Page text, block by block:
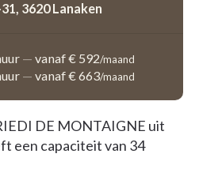
3620 Lanaken
— vanaf € 592/maand
— vanaf € 663/maand
DE MONTAIGNE uit
een capaciteit van 34